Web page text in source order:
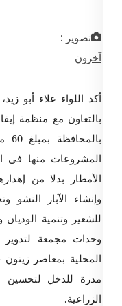
تصوير :
آخرون
أكد اللواء علاء أبو
بالتعاون مع منظمة
المشروعات منها فى
الأمطار بدلا من
وإنشاء الآبار النشو
للشعير وتنمية الوديان
وحدات مجمعة لتدوير
المحلية بمعاصر
مدرة للدخل لتحسين
الزراعية.